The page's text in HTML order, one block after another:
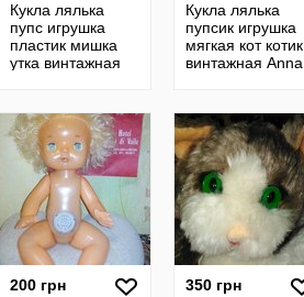
Кукла лялька
пупс игрушка
пластик мишка
утка винтажная
Кукла лялька
пупсик игрушка
мягкая кот котик
винтажная Anna
200 грн
350 грн